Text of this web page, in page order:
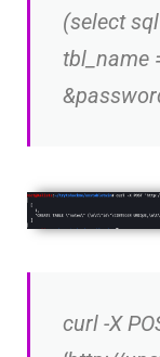
(select
tbl_name
curl -X